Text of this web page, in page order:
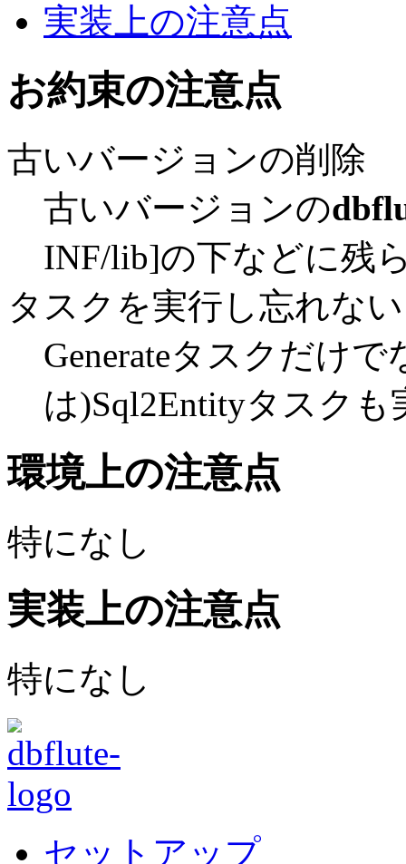
実装上の注意点
お約束の注意点
古いバージョンの削除
古いバージョンの
INF/lib]の下などに残
タスクを実行し忘れな
Generateタスクだけ
は)Sql2Entityタスクも
環境上の注意点
特になし
実装上の注意点
特になし
セットアップ